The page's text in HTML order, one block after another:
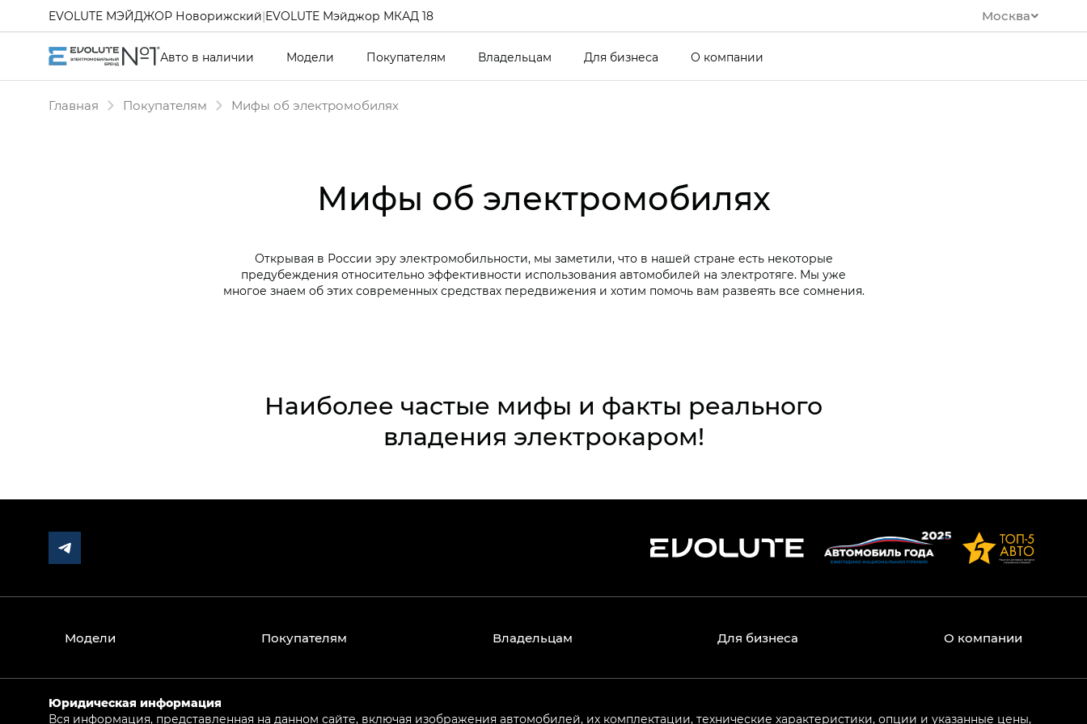
Москва
EVOLUTE МЭЙДЖОР Новорижский|EVOLUTE Мэйджор МКАД 18
Авто в наличии Модели Покупателям Владельцам Для бизнеса О компании
Главная Покупателям Мифы об электромобилях
Мифы об электромобилях
Открывая в России эру электромобильности, мы заметили, что в нашей стране есть некоторые
предубеждения относительно эффективности использования автомобилей на электротяге. Мы уже
многое знаем об этих современных средствах передвижения и хотим помочь вам развеять все сомнения.
Наиболее частые мифы и факты реального
владения электрокаром!
Модели Покупателям Владельцам Для бизнеса О компании
Юридическая информация
Вся информация, представленная на данном сайте, включая изображения автомобилей, их комплектации, технические характеристики, опции и указанные цены,